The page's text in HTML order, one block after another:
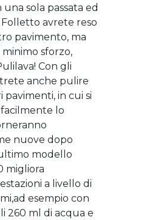
sola passata ed
avrete reso
pavimento, ma
sforzo,
Con gli
anche pulire
pavimenti, in cui si
lo
nuove dopo
modello
migliora
a livello di
esempio con
260 ml di acqua e